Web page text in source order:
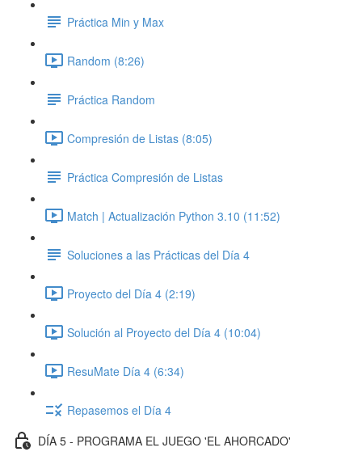
Práctica Min y Max
Random (8:26)
Práctica Random
Compresión de Listas (8:05)
Práctica Compresión de Listas
Match | Actualización Python 3.10 (11:52)
Soluciones a las Prácticas del Día 4
Proyecto del Día 4 (2:19)
Solución al Proyecto del Día 4 (10:04)
ResuMate Día 4 (6:34)
Repasemos el Día 4
DÍA 5 - PROGRAMA EL JUEGO 'EL AHORCADO'